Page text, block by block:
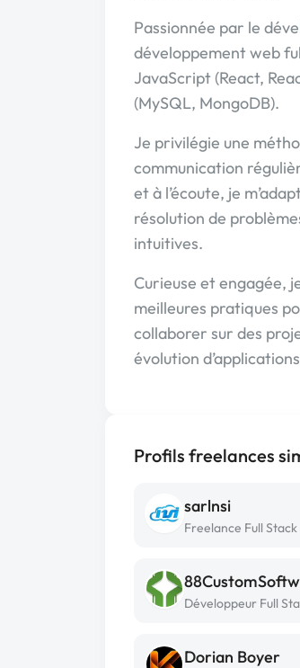
Passionnée par le
développement web
JavaScript (React,
(MySQL, MongoDB).
Je privilégie une
communication
et à l’écoute, je
résolution de
intuitives.
Curieuse et engagée,
meilleures pratiques
collaborer sur des
évolution
Profils freelances
sarlnsi
Freelance Full Stack
Développeur Full
Dorian Boyer